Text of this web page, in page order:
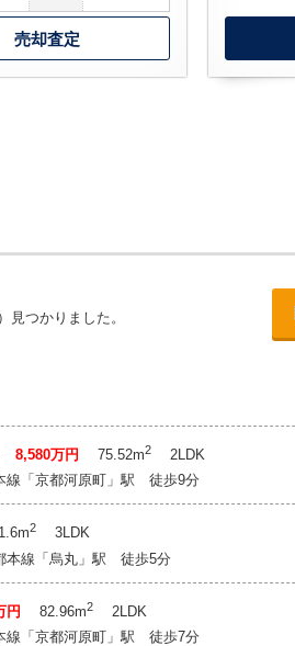
売却査定
見つかりました。
8,580万円 75.52m2
2LDK
線「京都河原町」駅 徒歩9分
2
3LDK
本線「烏丸」駅 徒歩5分
円 82.96m2
2LDK
線「京都河原町」駅 徒歩7分